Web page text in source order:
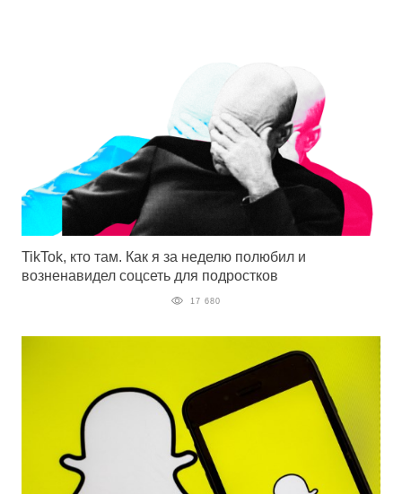
TikTok, кто там. Как я за неделю полюбил и
возненавидел соцсеть для подростков
17 680